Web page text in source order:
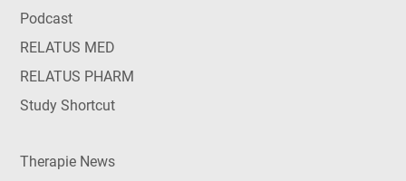
Podcast
RELATUS MED
RELATUS PHARM
Study Shortcut
Therapie News